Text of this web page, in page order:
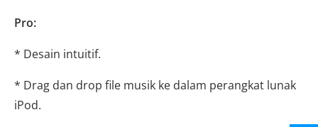
Pro:
* Desain intuitif.
* Drag dan drop file musik ke dalam perangkat lunak
iPod.